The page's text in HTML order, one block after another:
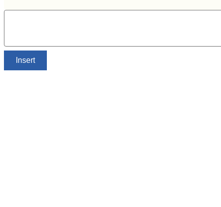
Insert